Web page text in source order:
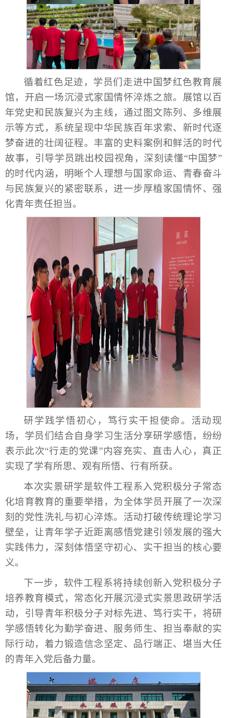
循着红色足迹，学员们走进中国梦红色教育展
馆，开启一场沉浸式家国情怀淬炼之旅。展馆以百
年党史和民族复兴为主线，通过图文陈列、多维展
示等方式，系统呈现中华民族百年求索、新时代逐
梦奋进的壮阔征程。丰富的史料案例和鲜活的时代
故事，引导学员跳出校园视角，深刻读懂“中国梦”
的时代内涵，明晰个人理想与国家命运、青春奋斗
与民族复兴的紧密联系，进一步厚植家国情怀、强
化青年责任担当。
研学践学悟初心，笃行实干担使命。活动现
场，学员们结合自身学习生活分享研学感悟，纷纷
表示此次“行走的党课”内容充实、直击人心，真正
实现了学有所思、观有所悟、行有所获。
本次实景研学是软件工程系入党积极分子常态
化培育教育的重要举措，为全体学员开展了一次深
刻的党性洗礼与初心淬炼。活动打破传统理论学习
壁垒，让青年学子近距离感悟党建引领发展的强大
实践伟力，深刻体悟坚守初心、实干担当的核心要
义。
下一步，软件工程系将持续创新入党积极分子
培养教育模式，常态化开展沉浸式实景思政研学活
动，引导青年积极分子对标先进、笃行实干，将研
学感悟转化为勤学奋进、服务师生、担当奉献的实
际行动，着力锻造信念坚定、品行端正、堪当大任
的青年入党后备力量。